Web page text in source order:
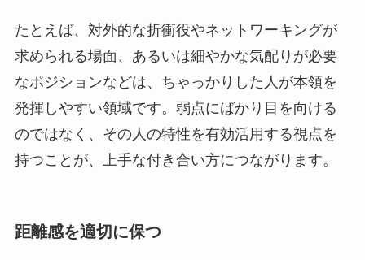
たとえば、対外的な折衝役やネットワーキングが
求められる場面、あるいは細やかな気配りが必要
なポジションなどは、ちゃっかりした人が本領を
発揮しやすい領域です。弱点にばかり目を向ける
のではなく、その人の特性を有効活用する視点を
持つことが、上手な付き合い方につながります。
距離感を適切に保つ